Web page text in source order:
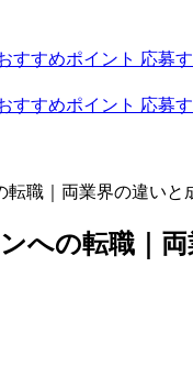
すすめポイント 応募
すすめポイント 応募
職｜両業界の違いと
への転職｜